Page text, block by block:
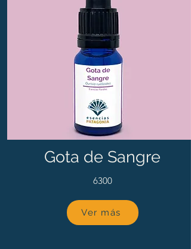
Gota de Sangre
6300
Ver más